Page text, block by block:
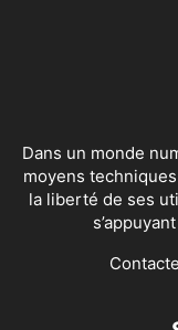
Dans un monde
moyens
la liberté de ses